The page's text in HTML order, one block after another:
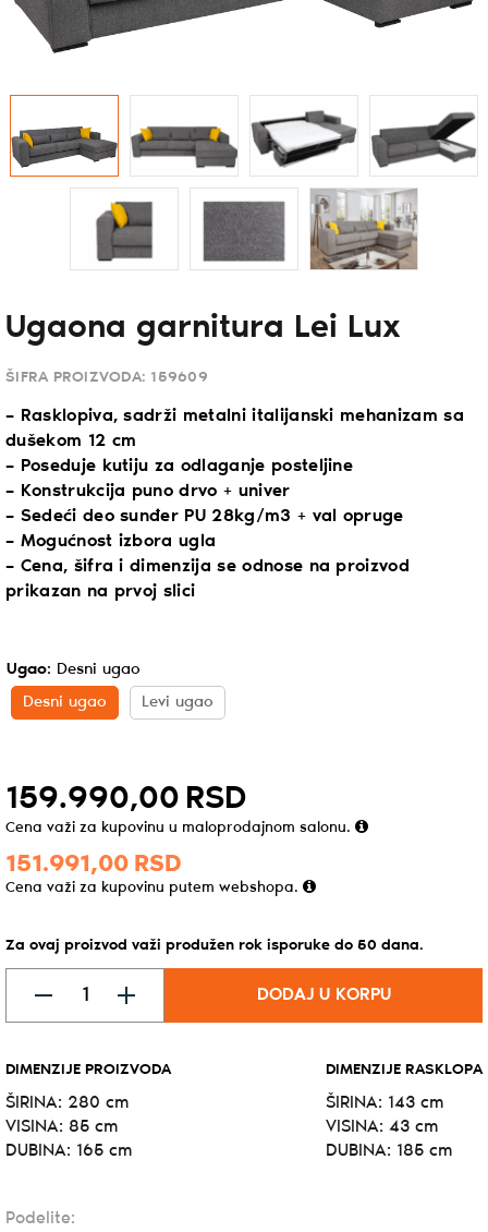
Ugaona garnitura Lei Lux
ŠIFRA PROIZVODA: 159609
– Rasklopiva, sadrži metalni italijanski mehanizam sa
dušekom 12 cm
– Poseduje kutiju za odlaganje posteljine
– Konstrukcija puno drvo + univer
– Sedeći deo sunđer PU 28kg/m3 + val opruge
– Mogućnost izbora ugla
– Cena, šifra i dimenzija se odnose na proizvod
prikazan na prvoj slici
Ugao: Desni ugao
Desni ugao
Levi ugao
159.990,00 RSD
Cena važi za kupovinu u maloprodajnom salonu.
151.991,00 RSD
Cena važi za kupovinu putem webshopa.
Za ovaj proizvod važi produžen rok isporuke do 50 dana.
DODAJ U KORPU
DIMENZIJE PROIZVODA
ŠIRINA: 280 cm
VISINA: 85 cm
DUBINA: 165 cm
DIMENZIJE RASKLOPA
ŠIRINA: 143 cm
VISINA: 43 cm
DUBINA: 185 cm
Podelite: